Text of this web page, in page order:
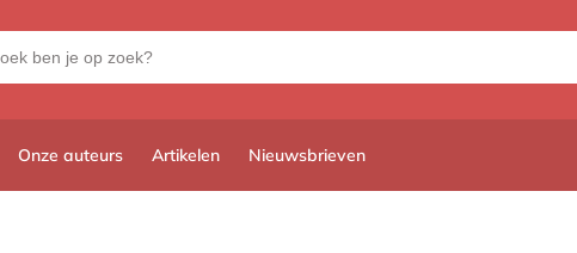
Onze auteurs Artikelen Nieuwsbrieven